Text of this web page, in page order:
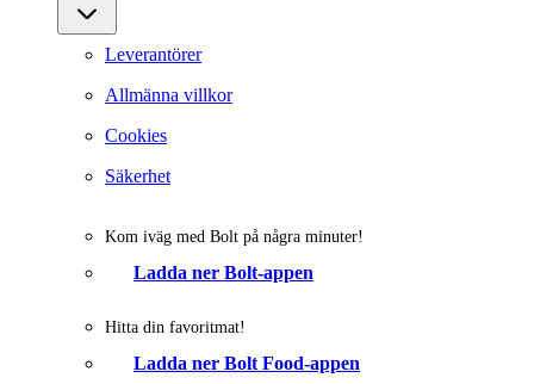
Leverantörer
Allmänna villkor
Cookies
Säkerhet
Kom iväg med Bolt på några minuter!
Ladda ner Bolt-appen
Hitta din favoritmat!
Ladda ner Bolt Food-appen